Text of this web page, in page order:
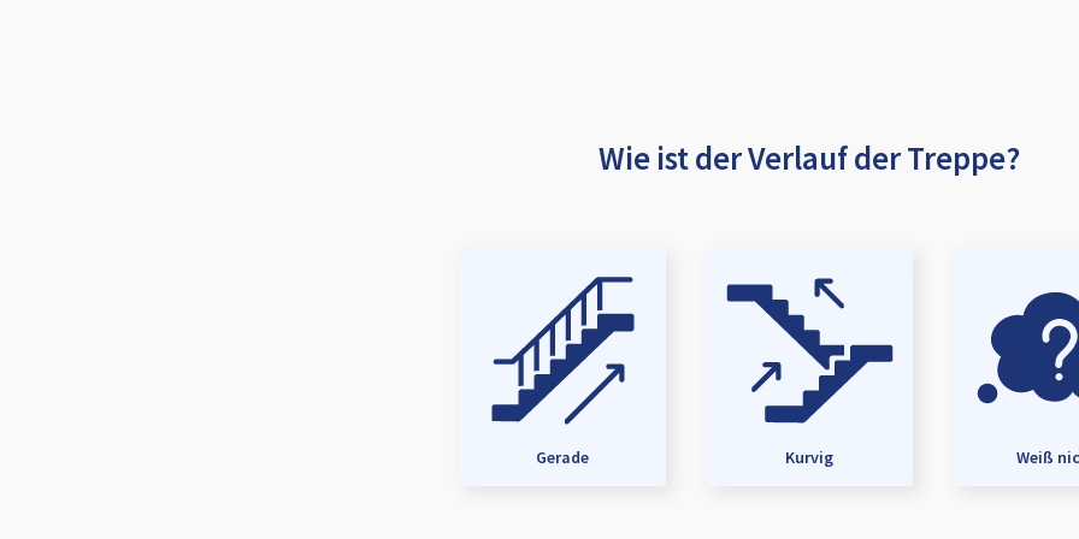
Wie ist der Verlauf der Treppe?
Gerade Kurvig Weiß